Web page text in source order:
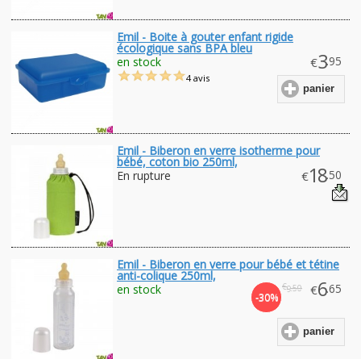
Emil - Boite à gouter enfant rigide
écologique sans BPA bleu
€3.95
en stock
panier
4 avis
Emil - Biberon en verre isotherme pour
bébé, coton bio 250ml,
€18.50
En rupture
Emil - Biberon en verre pour bébé et tétine
anti-colique 250ml,
-30%
€9.50 €6.65
en stock
panier